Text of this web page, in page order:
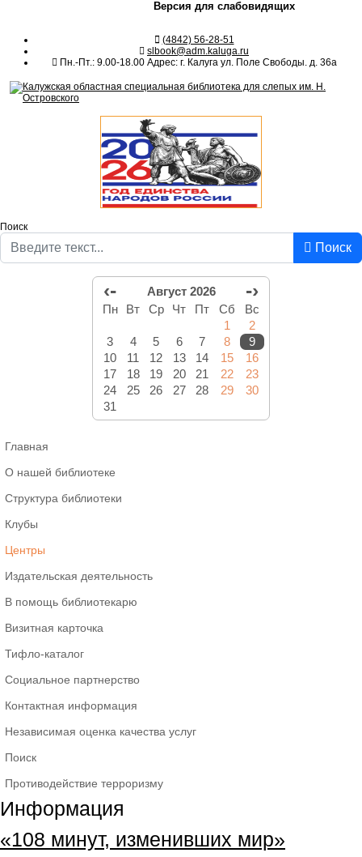
Версия для слабовидящих
(4842) 56-28-51
slbook@adm.kaluga.ru
Пн.-Пт.: 9.00-18.00 Адрес: г. Калуга ул. Поле Свободы. д. 36а
Поиск
Поиск
‹- Август 2026 -›
Пн Вт Ср Чт Пт Сб
Вс
1
2
3
4 5 6 7 8
9
10
11 12 13 14 15
16
17
18 19 20 21 22
23
24
25 26 27 28 29
30
31
Главная
О нашей библиотеке
Структура библиотеки
Клубы
Центры
Издательская деятельность
В помощь библиотекарю
Визитная карточка
Тифло-каталог
Социальное партнерство
Контактная информация
Независимая оценка качества услуг
Поиск
Противодействие терроризму
Информация
«108 минут, изменивших мир»